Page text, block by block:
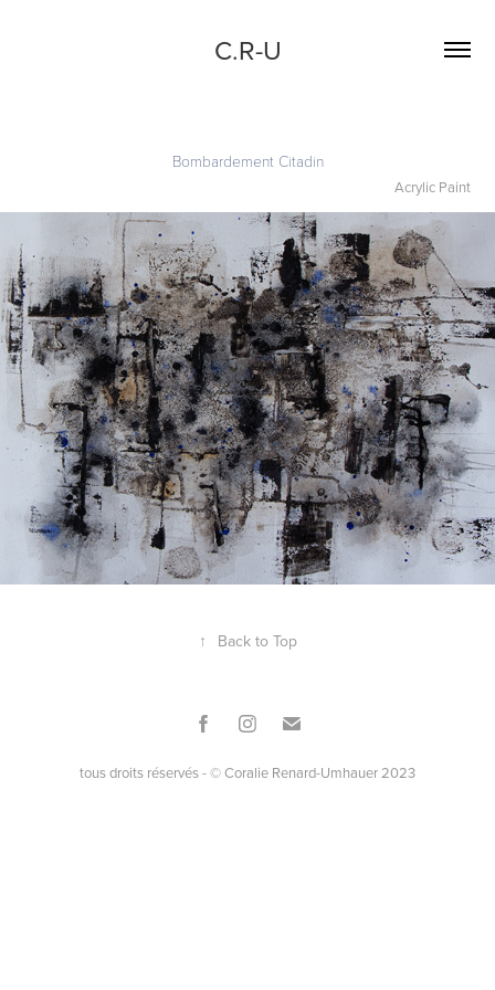
C.R-U
Bombardement Citadin
Acrylic Paint
↑ Back to Top
tous droits réservés - © Coralie Renard-Umhauer 2023